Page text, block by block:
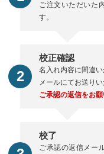
ご注文いただいた
す。
校正確認
名入れ内容に間違
メールにてお送りい
ご承認の返信をお願
校了
ご承認の返信メー